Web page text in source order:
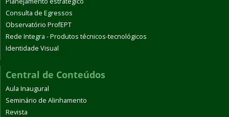
Consulta de Egressos
Observatório ProfEPT
Rede Integra - Produtos técnicos-tecnológicos
Identidade Visual
Central de Conteúdos
Aula Inaugural
Seminário de Alinhamento
Revista